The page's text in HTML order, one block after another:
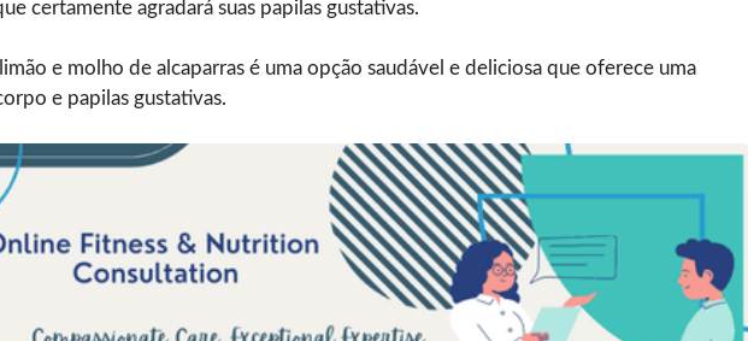
certamente agradará suas papilas gustativas.
e molho de alcaparras é uma opção saudável e deliciosa que oferece uma
e papilas gustativas.